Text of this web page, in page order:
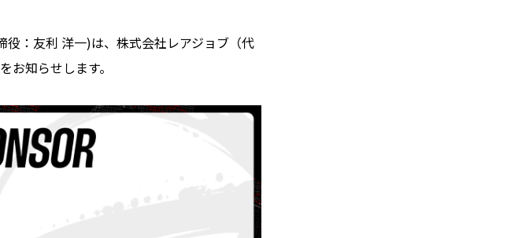
役：友利 洋一)は、株式会社レアジョブ（代
お知らせします。